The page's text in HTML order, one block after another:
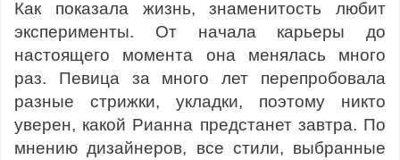
Как показала жизнь, знаменитость любит
эксперименты. От начала карьеры до
настоящего момента она менялась много
раз. Певица за много лет перепробовала
разные стрижки, укладки, поэтому никто
уверен, какой Рианна предстанет завтра. По
мнению дизайнеров, все стили, выбранные